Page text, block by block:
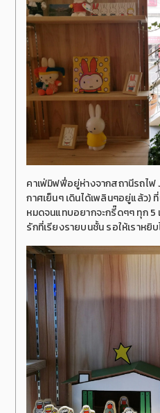
คาเฟ่มิฟฟี่อยู่ห่างจากสถานีรถไฟ
กาศเย็นๆ เดินได้เพลินๆอยู่แล้ว)
หมดจนแทบอยากจะกรี๊ดๆๆ ทุก
รักที่เรียงรายบนชั้น รอให้เราห